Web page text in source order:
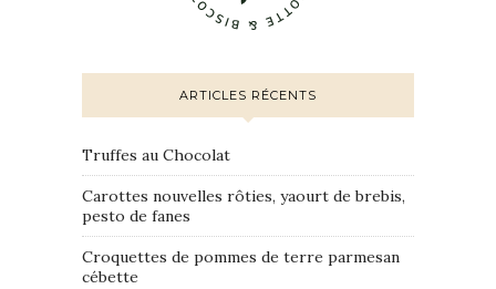
ARTICLES RÉCENTS
Truffes au Chocolat
Carottes nouvelles rôties, yaourt de brebis,
pesto de fanes
Croquettes de pommes de terre parmesan
cébette